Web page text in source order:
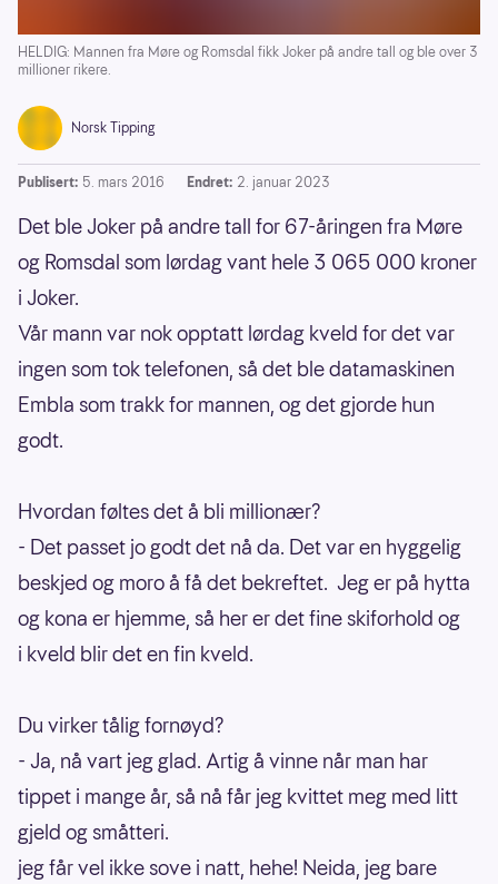
HELDIG: Mannen fra Møre og Romsdal fikk Joker på andre tall og ble over 3
millioner rikere.
Norsk Tipping
Publisert: 5. mars 2016 Endret: 2. januar 2023
Det ble Joker på andre tall for 67-åringen fra Møre
og Romsdal som lørdag vant hele 3 065 000 kroner
i Joker.
Vår mann var nok opptatt lørdag kveld for det var
ingen som tok telefonen, så det ble datamaskinen
Embla som trakk for mannen, og det gjorde hun
godt.
Hvordan føltes det å bli millionær?
- Det passet jo godt det nå da. Det var en hyggelig
beskjed og moro å få det bekreftet. Jeg er på hytta
og kona er hjemme, så her er det fine skiforhold og
i kveld blir det en fin kveld.
Du virker tålig fornøyd?
- Ja, nå vart jeg glad. Artig å vinne når man har
tippet i mange år, så nå får jeg kvittet meg med litt
gjeld og småtteri.
jeg får vel ikke sove i natt, hehe! Neida, jeg bare